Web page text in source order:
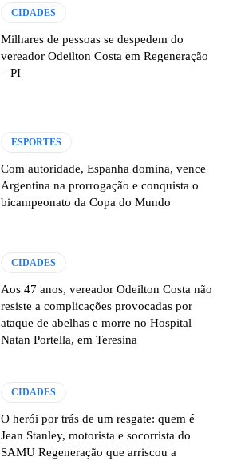
CIDADES
Milhares de pessoas se despedem do
vereador Odeilton Costa em Regeneração
– PI
ESPORTES
Com autoridade, Espanha domina, vence
Argentina na prorrogação e conquista o
bicampeonato da Copa do Mundo
CIDADES
Aos 47 anos, vereador Odeilton Costa não
resiste a complicações provocadas por
ataque de abelhas e morre no Hospital
Natan Portella, em Teresina
CIDADES
O herói por trás de um resgate: quem é
Jean Stanley, motorista e socorrista do
SAMU Regeneração que arriscou a